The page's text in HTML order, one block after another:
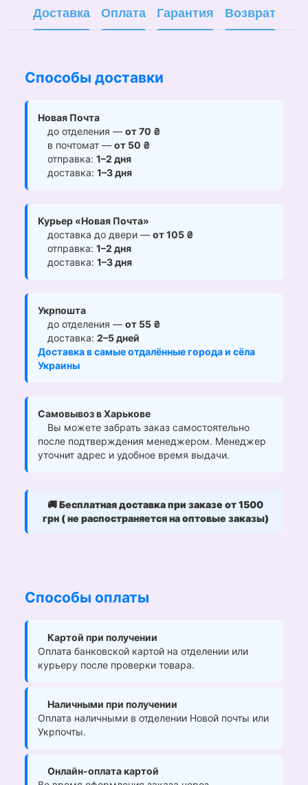
Доставка Оплата Гарантия Возврат
Способы доставки
Новая Почта
до отделения — от 70 ₴
в почтомат — от 50 ₴
отправка: 1–2 дня
доставка: 1–3 дня
Курьер «Новая Почта»
доставка до двери — от 105 ₴
отправка: 1–2 дня
доставка: 1–3 дня
Укрпошта
до отделения — от 55 ₴
доставка: 2–5 дней
Доставка в самые отдалённые города и сёла
Украины
Самовывоз в Харькове
Вы можете забрать заказ самостоятельно
после подтверждения менеджером. Менеджер
уточнит адрес и удобное время выдачи.
🚚Бесплатная доставка при заказе от 1500
грн ( не распостраняется на оптовые заказы)
Способы оплаты
Картой при получении
Оплата банковской картой на отделении или
курьеру после проверки товара.
Наличными при получении
Оплата наличными в отделении Новой почты или
Укрпочты.
Онлайн-оплата картой